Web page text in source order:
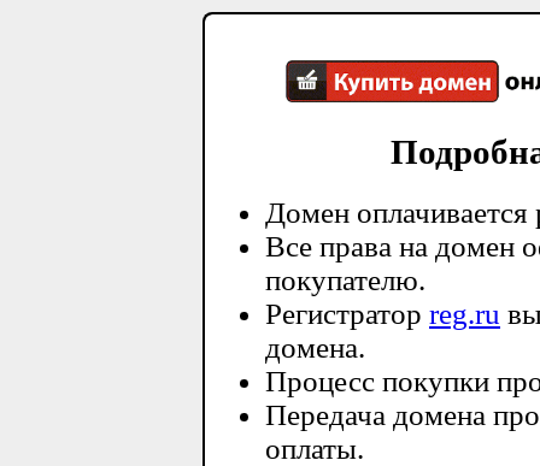
Домен оплачивается
Все права на домен
покупателю.
Регистратор reg.ru
домена.
Процесс покупки
Передача домена
оплаты.